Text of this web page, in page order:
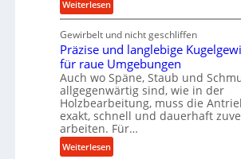
c
e
b
e
i
m
D
r
ü
c
Weiterlesen:
K
u
g
e
l
g
e
w
i
n
Gewirbelt und nicht geschliffen
Präzise und langlebige
für raue Umgebungen
Auch wo Späne, Staub und
allgegenwärtig sind, wie in der
Holzbearbeitung, muss die
exakt, schnell und dauerhaft
arbeiten. Für…
Weiterlesen: